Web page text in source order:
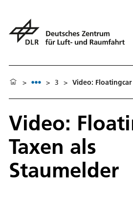
> > 3 > Video:
Video:
Taxen als
Staumelder